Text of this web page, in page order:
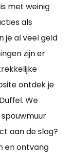
met weinig
als
je al veel geld
zijn er
ontdek je
We
aan de slag?
en ontvang